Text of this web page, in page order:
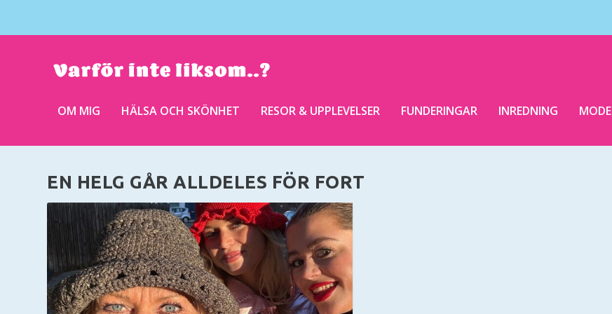
OM MIG HÄLSA OCH SKÖNHET RESOR & UPPLEVELSER FUNDERINGAR INREDNING MODE
EN HELG GÅR ALLDELES FÖR FORT